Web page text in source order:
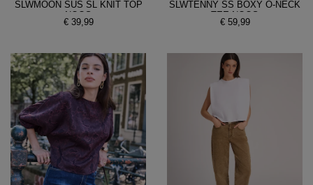
SLWMOON SUS SL KNIT TOP
NOOS
€ 39,99
SLWTENNY SS BOXY O-NECK
TEE NOOS
€ 59,99